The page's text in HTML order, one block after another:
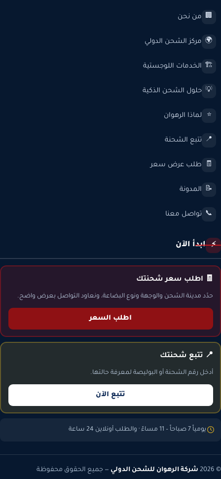
🏢 من نحن
🌍 مركز الشحن الدولي
🏗️ الخدمات اللوجستية
💡 حلول الشحن الذكية
⭐ لماذا الرهوان
📍 تتبع الشحنة
🧾 طلب عرض سعر
📝 المدونة
📞 تواصل معنا
⚡ ابدأ الآن
🧾 اطلب سعر شحنتك
حدّد مدينة الشحن والوجهة ونوع البضاعة، ونعاود التواصل بعرض واضح.
اطلب السعر
📍 تتبع شحنتك
أدخل رقم الشحنة أو البوليصة لمعرفة حالتها.
تتبع الآن
يومياً 7 صباحاً – 11 مساءً · والطلب أونلاين 24 ساعة
© 2026 شركة الرهوان للشحن الدولي — جميع الحقوق محفوظة